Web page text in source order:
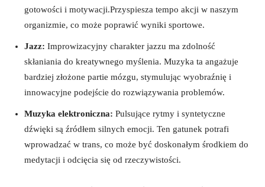
gotowości i motywacji.Przyspiesza tempo akcji w naszym
organizmie, co może poprawić wyniki sportowe.
Jazz: Improwizacyjny charakter jazzu ma zdolność
skłaniania do kreatywnego myślenia. Muzyka ta angażuje
bardziej złożone partie mózgu, stymulując wyobraźnię i
innowacyjne podejście do rozwiązywania problemów.
Muzyka elektroniczna: Pulsujące rytmy i syntetyczne
dźwięki są źródłem silnych emocji. Ten gatunek potrafi
wprowadzać w trans, co może być doskonałym środkiem do
medytacji i odcięcia się od rzeczywistości.